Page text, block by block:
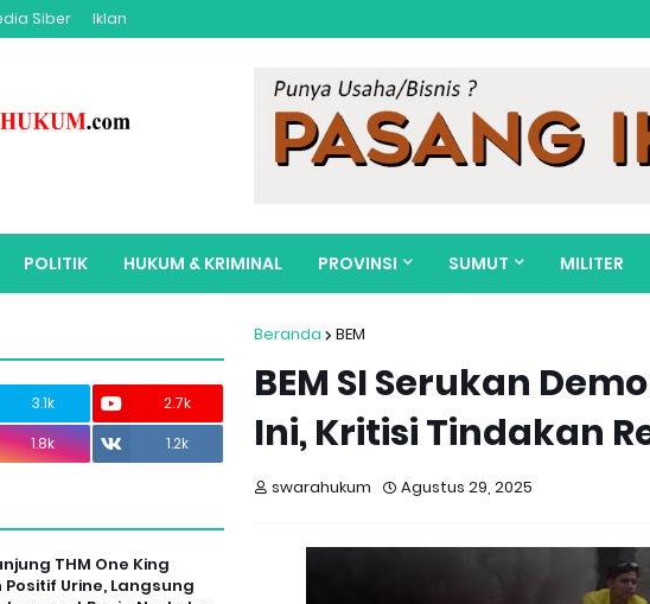
Siber Iklan
POLITIK HUKUM & KRIMINAL PROVINSI SUMUT MILITER
Beranda BEM
BEM SI Serukan
Ini, Kritisi Tindakan
swarahukum Agustus 29, 2025
3.1k
2.7k
1.8k 1.2k
THM One King
Positif Urine, Langsung